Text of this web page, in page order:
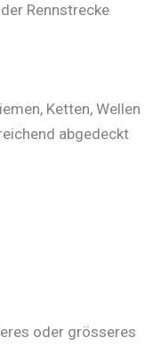
Rennstrecke
Ketten, Wellen
abgedeckt
oder grösseres